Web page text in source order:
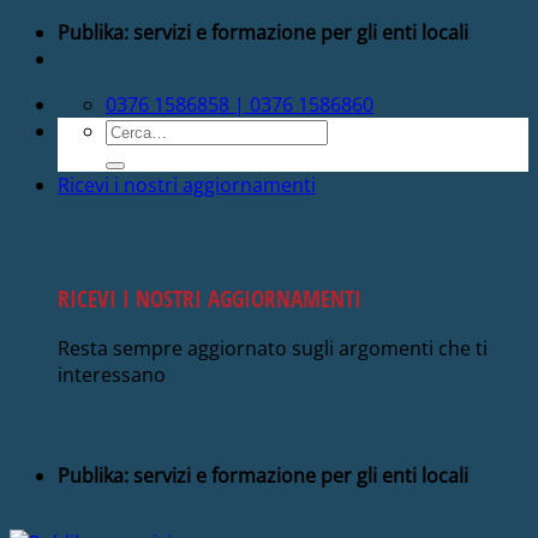
Salta Publika: servizi e formazione per gli enti locali
0376 1586858 | 0376 1586860
Cerca:
Ricevi i nostri aggiornamenti
RICEVI I NOSTRI AGGIORNAMENTI
Resta sempre aggiornato sugli argomenti che ti
interessano
Publika: servizi e formazione per gli enti locali